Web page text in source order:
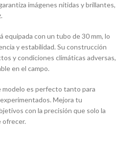
imágenes nítidas y brillantes,
equipada con un tubo de 30 mm, lo
y estabilidad. Su construcción
y condiciones climáticas adversas,
en el campo.
modelo es perfecto tanto para
Mejora tu
con la precisión que solo la
ofrecer.